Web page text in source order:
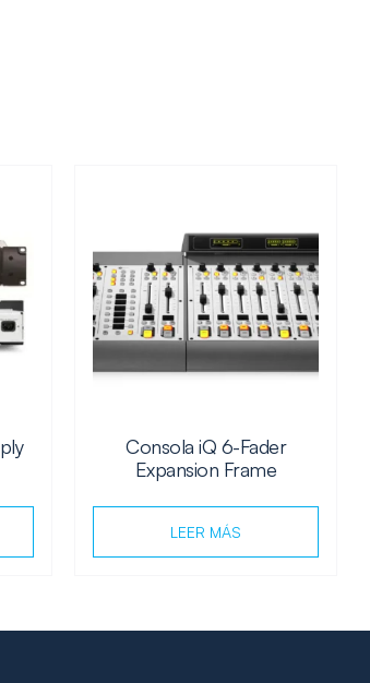
Consola iQ 6-Fader
Expansion Frame
LEER MÁS